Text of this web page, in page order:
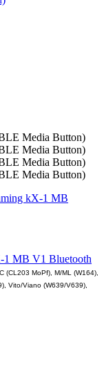
1 MB V1 Bluetooth
(CL203 MoPf), M/ML (W164),
Vito/Viano (W639/V639),